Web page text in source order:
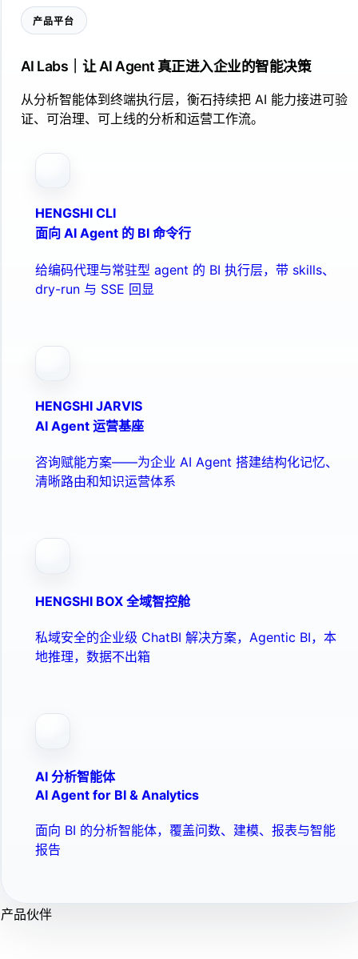
产品平台
AI Labs｜让 AI Agent 真正进入企业的智能决策
从分析智能体到终端执行层，衡石持续把 AI 能力接进可验
证、可治理、可上线的分析和运营工作流。
HENGSHI CLI
面向 AI Agent 的 BI 命令行
给编码代理与常驻型 agent 的 BI 执行层，带 skills、
dry-run 与 SSE 回显
HENGSHI JARVIS
AI Agent 运营基座
咨询赋能方案——为企业 AI Agent 搭建结构化记忆、
清晰路由和知识运营体系
HENGSHI BOX 全域智控舱
私域安全的企业级 ChatBI 解决方案，Agentic BI，本
地推理，数据不出箱
AI 分析智能体
AI Agent for BI & Analytics
面向 BI 的分析智能体，覆盖问数、建模、报表与智能
报告
产品伙伴